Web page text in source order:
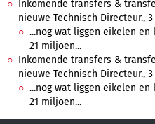
Inkomende transfers &
nieuwe Technisch Directeur., 3
...nog wat liggen eikelen en
21 miljoen...
Inkomende transfers &
nieuwe Technisch Directeur.,
...nog wat liggen eikelen en
21 miljoen...